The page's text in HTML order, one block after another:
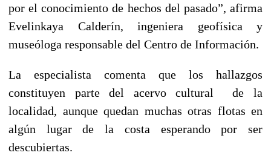
por el conocimiento de hechos del pasado”, afirma
Evelinkaya Calderín, ingeniera geofísica y
museóloga responsable del Centro de Información.
La especialista comenta que los hallazgos
constituyen parte del acervo cultural de la
localidad, aunque quedan muchas otras flotas en
algún lugar de la costa esperando por ser
descubiertas.